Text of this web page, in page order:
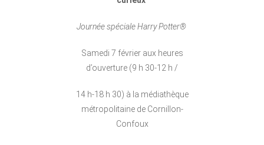
Journée spéciale Harry Potter®
Samedi 7 février aux heures
d’ouverture (9 h 30-12 h /
14 h-18 h 30) à la médiathèque
métropolitaine de Cornillon-
Confoux